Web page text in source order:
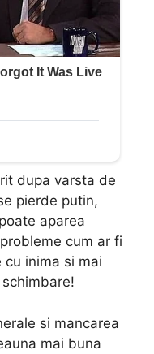
dupa varsta de
pierde putin,
aparea
cum ar fi
inima si mai
si mancarea
mai buna